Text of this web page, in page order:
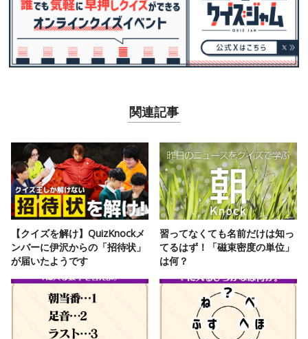
関連記事
【クイズを解け】QuizKnockメ
ンバーに伊沢からの「招待状」
が届いたようです
習ってなくても名前だけは知っ
てるはず！「磁束密度の単位」
は何？